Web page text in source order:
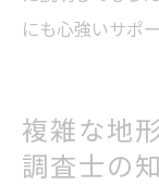
にも心強いサポ
複雑な地
調査士の